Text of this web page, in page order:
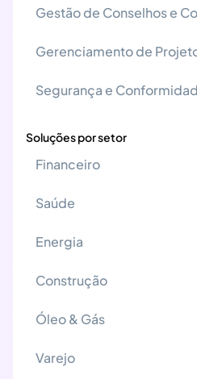
Gestão de Conselhos e
Gerenciamento de
Segurança e
Soluções por setor
Financeiro
Saúde
Energia
Construção
Óleo & Gás
Varejo